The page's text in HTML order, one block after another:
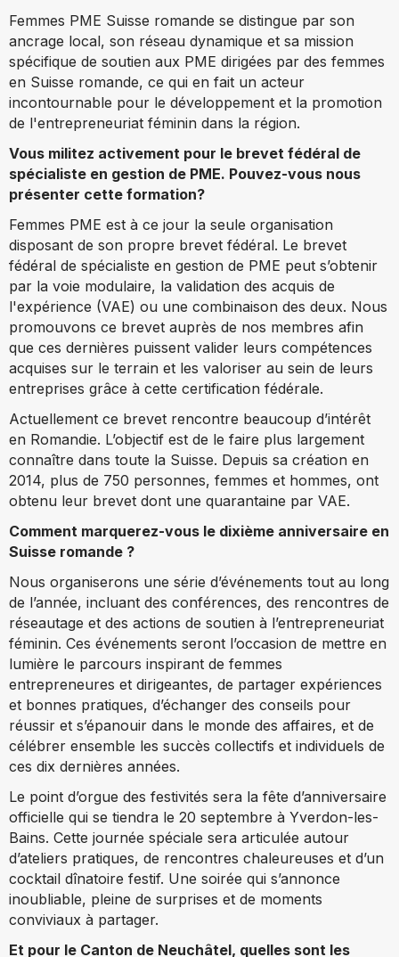
Femmes PME Suisse romande se distingue par son
ancrage local, son réseau dynamique et sa mission
spécifique de soutien aux PME dirigées par des femmes
en Suisse romande, ce qui en fait un acteur
incontournable pour le développement et la promotion
de l'entrepreneuriat féminin dans la région.
Vous militez activement pour le brevet fédéral de
spécialiste en gestion de PME. Pouvez-vous nous
présenter cette formation?
Femmes PME est à ce jour la seule organisation
disposant de son propre brevet fédéral. Le brevet
fédéral de spécialiste en gestion de PME peut s’obtenir
par la voie modulaire, la validation des acquis de
l'expérience (VAE) ou une combinaison des deux. Nous
promouvons ce brevet auprès de nos membres afin
que ces dernières puissent valider leurs compétences
acquises sur le terrain et les valoriser au sein de leurs
entreprises grâce à cette certification fédérale.
Actuellement ce brevet rencontre beaucoup d’intérêt
en Romandie. L’objectif est de le faire plus largement
connaître dans toute la Suisse. Depuis sa création en
2014, plus de 750 personnes, femmes et hommes, ont
obtenu leur brevet dont une quarantaine par VAE.
Comment marquerez-vous le dixième anniversaire en
Suisse romande ?
Nous organiserons une série d’événements tout au long
de l’année, incluant des conférences, des rencontres de
réseautage et des actions de soutien à l’entrepreneuriat
féminin. Ces événements seront l’occasion de mettre en
lumière le parcours inspirant de femmes
entrepreneures et dirigeantes, de partager expériences
et bonnes pratiques, d’échanger des conseils pour
réussir et s’épanouir dans le monde des affaires, et de
célébrer ensemble les succès collectifs et individuels de
ces dix dernières années.
Le point d’orgue des festivités sera la fête d’anniversaire
officielle qui se tiendra le 20 septembre à Yverdon-les-
Bains. Cette journée spéciale sera articulée autour
d’ateliers pratiques, de rencontres chaleureuses et d’un
cocktail dînatoire festif. Une soirée qui s’annonce
inoubliable, pleine de surprises et de moments
conviviaux à partager.
Et pour le Canton de Neuchâtel, quelles sont les